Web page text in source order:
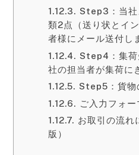
Step3：当社
類2点（送り状とイ
者様にメール送付し
Step4：集荷
社の担当者が集荷に
Step5：貨物
ご入力フォー
お取引の流れ
版）